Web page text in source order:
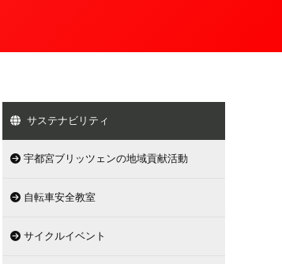
サステナビリティ
宇都宮ブリッツェンの地域貢献活動
自転車安全教室
サイクルイベント